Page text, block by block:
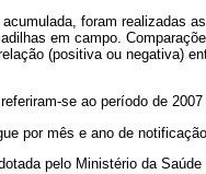
foram realizadas
em campo.
(positiva ou negativa)
se ao período de
por mês e ano de
pelo Ministério da